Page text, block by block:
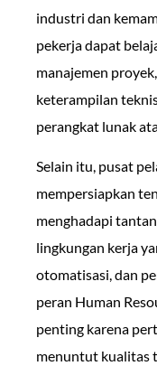
industri dan
pekerja dapat
manajemen
keterampilan
perangkat lunak
Selain itu, pusat
mempersiapkan
menghadapi
lingkungan kerja
otomatisasi, dan
peran Human
penting karena
menuntut kualitas